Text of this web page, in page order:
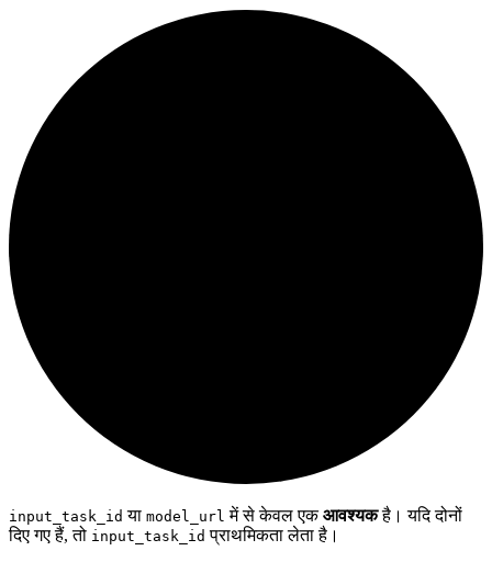
input_task_id या model_url में से केवल एकआवश्यकहै। यदि दोनों
दिए गए हैं, तो input_task_id प्राथमिकता लेता है।